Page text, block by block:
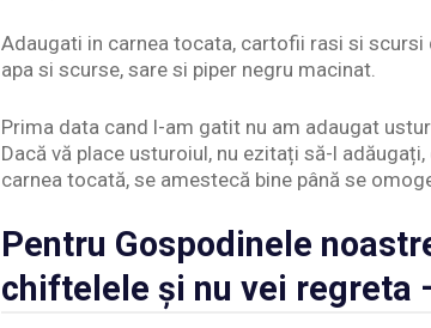
Adaugati in carnea tocata, cartofii rasi si
apa si scurse, sare si piper negru macinat.
Prima data cand l-am gatit nu am adaugat
Dacă vă place usturoiul, nu ezitați să-l
carnea tocată, se amestecă bine până se
Pentru Gospodinele
chiftelele și nu vei regreta